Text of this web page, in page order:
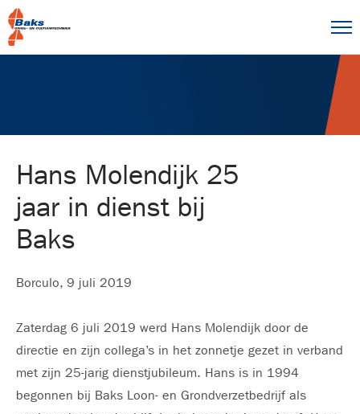
Hans Molendijk 25
jaar in dienst bij
Baks
Borculo, 9 juli 2019
Zaterdag 6 juli 2019 werd Hans Molendijk door de
directie en zijn collega’s in het zonnetje gezet in verband
met zijn 25-jarig dienstjubileum. Hans is in 1994
begonnen bij Baks Loon- en Grondverzetbedrijf als